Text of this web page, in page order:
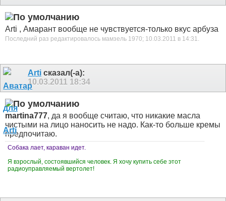
Arti , Амарант вообще не чувствуется-только вкус арбуза
Последний раз редактировалось мамзель 1970; 10.03.2011 в 14:31.
Arti сказал(-а):
10.03.2011 18:34
martina777, да я вообще считаю, что никакие масла
чистыми на лицо наносить не надо. Как-то больше кремы
предпочитаю.
Собака лает, караван идет.
Я взрослый, состоявшийся человек. Я хочу купить себе этот
радиоуправляемый вертолет!